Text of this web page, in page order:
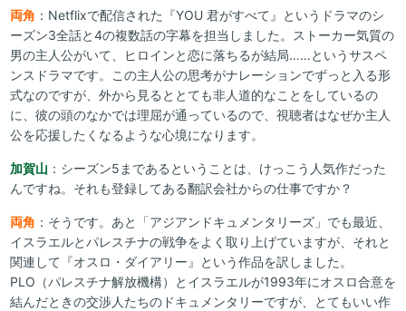
両角 ：Netflixで配信された『YOU 君がすべて』というドラマのシ
ーズン3全話と4の複数話の字幕を担当しました。ストーカー気質の
男の主人公がいて、ヒロインと恋に落ちるが結局……というサスペ
ンスドラマです。この主人公の思考がナレーションでずっと入る形
式なのですが、外から見るととても非人道的なことをしているの
に、彼の頭のなかでは理屈が通っているので、視聴者はなぜか主人
公を応援したくなるような心境になります。
加賀山 ：シーズン5まであるということは、けっこう人気作だった
んですね。それも登録してある翻訳会社からの仕事ですか？
両角 ：そうです。あと「アジアンドキュメンタリーズ」でも最近、
イスラエルとパレスチナの戦争をよく取り上げていますが、それと
関連して『オスロ・ダイアリー』という作品を訳しました。
PLO（パレスチナ解放機構）とイスラエルが1993年にオスロ合意を
結んだときの交渉人たちのドキュメンタリーですが、とてもいい作